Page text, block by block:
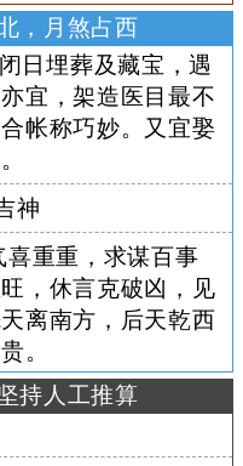
，月煞占西
闭日埋葬及藏宝，遇
宜，架造医目最不
帐称巧妙。又宜娶
神
重重，求谋百事
，休言克破凶，见
离南方，后天乾西
。
持人工推算